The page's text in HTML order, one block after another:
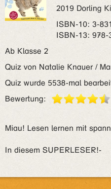
2019 Dorling
ISBN‑10: 3-
ISBN‑13:
Ab Klasse 2
Quiz von Natalie Knauer /
Quiz wurde 5538-mal
Bewertung:
Miau! Lesen lernen mit
In diesem SUPERLESER!-